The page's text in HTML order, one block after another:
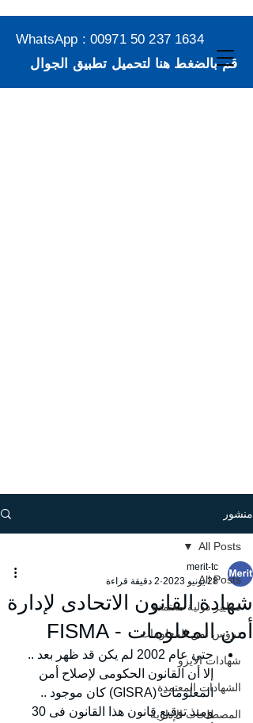
WhatsApp : 00971 50 237 1634
قم بالضغط هنا لتحميل تطبيق الجوال
منشور
All Posts
معايير دولية معتمدة
دروس أمن المعلومات
شهادات الأيزو
الشهادات المعتمدة
المصطلحات الإدارية
All Posts
شهادة القانون الاتحادى لإدارة
أمن المعلومات - FISMA
merit-tc
28 يونيو 2023
2 دقيقة قراءة
حتى عام 2002 لم يكن قد ظهر بعد ..
إلا أن القانون الحكومى لإصلاح أمن
المعلومات (GISRA) كان موجود ..